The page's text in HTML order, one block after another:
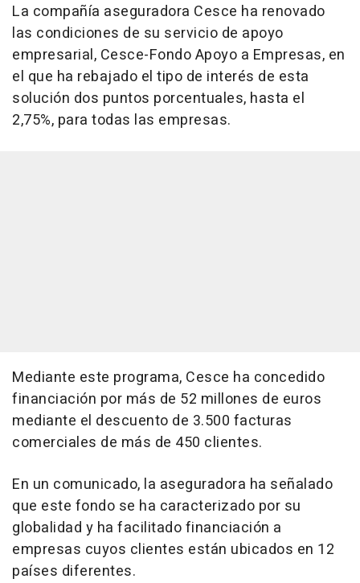
La compañía aseguradora Cesce ha renovado
las condiciones de su servicio de apoyo
empresarial, Cesce-Fondo Apoyo a Empresas, en
el que ha rebajado el tipo de interés de esta
solución dos puntos porcentuales, hasta el
2,75%, para todas las empresas.
Mediante este programa, Cesce ha concedido
financiación por más de 52 millones de euros
mediante el descuento de 3.500 facturas
comerciales de más de 450 clientes.
En un comunicado, la aseguradora ha señalado
que este fondo se ha caracterizado por su
globalidad y ha facilitado financiación a
empresas cuyos clientes están ubicados en 12
países diferentes.